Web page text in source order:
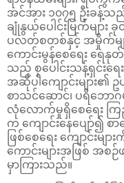
အင်အား ၁၀၇၅ ဦးခန့်သ
ချုံနွယ်ပေါင်းမြက်များ
ပလတ်စတစ်နှင့် အမှိုက်များ
ကောင်းမွန်စေရေး ရေနုတ်
သည့် စုပေါင်းသန့်ရှင်းရေ
အဆိုပါကျောင်းများ၏ ဥ
စာသင်ဆောင်၊ ပရိဘောဂမျ
လုံလောက်မှုရှိစေရေး က
က ကျောင်းနေပျော်၍ စာ
ဖြစ်စေရေး ကျောင်းမ
ကောင်းများအဖြစ် အစ
မှာကြားသည်။